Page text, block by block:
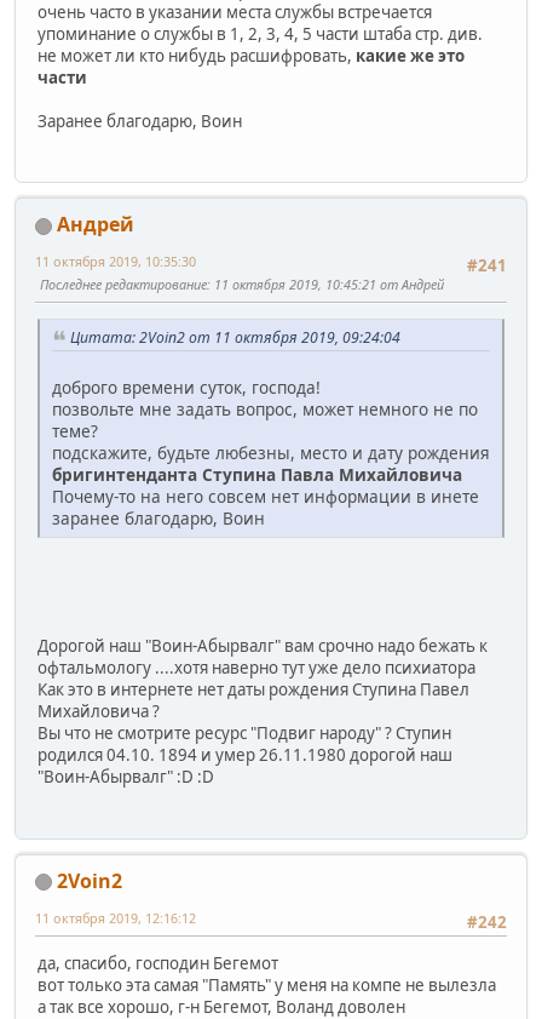
очень часто в указании места службы встречается
упоминание о службы в 1, 2, 3, 4, 5 части штаба стр. див.
не может ли кто нибудь расшифровать, какие же это
части
Заранее благодарю, Воин
Андрей
#241
11 октября 2019, 10:35:30
Последнее редактирование: 11 октября 2019, 10:45:21 от Андрей
Цитата: 2Voin2 от 11 октября 2019, 09:24:04
доброго времени суток, господа!
позвольте мне задать вопрос, может немного не по
теме?
подскажите, будьте любезны, место и дату рождения
бригинтенданта Ступина Павла Михайловича
Почему-то на него совсем нет информации в инете
заранее благодарю, Воин
Дорогой наш "Воин-Абырвалг" вам срочно надо бежать к
офтальмологу ....хотя наверно тут уже дело психиатора
Как это в интернете нет даты рождения Ступина Павел
Михайловича ?
Вы что не смотрите ресурс "Подвиг народу" ? Ступин
родился 04.10. 1894 и умер 26.11.1980 дорогой наш
"Воин-Абырвалг" :D :D
2Voin2
#242
11 октября 2019, 12:16:12
да, спасибо, господин Бегемот
вот только эта самая "Память" у меня на компе не вылезла
а так все хорошо, г-н Бегемот, Воланд доволен